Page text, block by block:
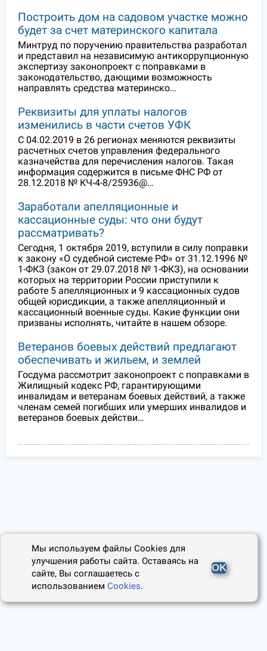
Построить дом на садовом участке можно
будет за счет материнского капитала
Минтруд по поручению правительства разработал
и представил на независимую антикоррупционную
экспертизу законопроект с поправками в
законодательство, дающими возможность
направлять средства материнско…
Реквизиты для уплаты налогов
изменились в части счетов УФК
С 04.02.2019 в 26 регионах меняются реквизиты
расчетных счетов управления федерального
казначейства для перечисления налогов. Такая
информация содержится в письме ФНС РФ от
28.12.2018 № КЧ-4-8/25936@…
Заработали апелляционные и
кассационные суды: что они будут
рассматривать?
Сегодня, 1 октября 2019, вступили в силу поправки
к закону «О судебной системе РФ» от 31.12.1996 №
1-ФКЗ (закон от 29.07.2018 № 1-ФКЗ), на основании
которых на территории России приступили к
работе 5 апелляционных и 9 кассационных судов
общей юрисдикции, а также апелляционный и
кассационный военные суды. Какие функции они
призваны исполнять, читайте в нашем обзоре.
Ветеранов боевых действий предлагают
обеспечивать и жильем, и землей
Госдума рассмотрит законопроект с поправками в
Жилищный кодекс РФ, гарантирующими
инвалидам и ветеранам боевых действий, а также
членам семей погибших или умерших инвалидов и
ветеранов боевых действи…
Мы используем файлы Cookies для
улучшения работы сайта. Оставаясь на
сайте, Вы соглашаетесь с
использованиемCookies.
OK